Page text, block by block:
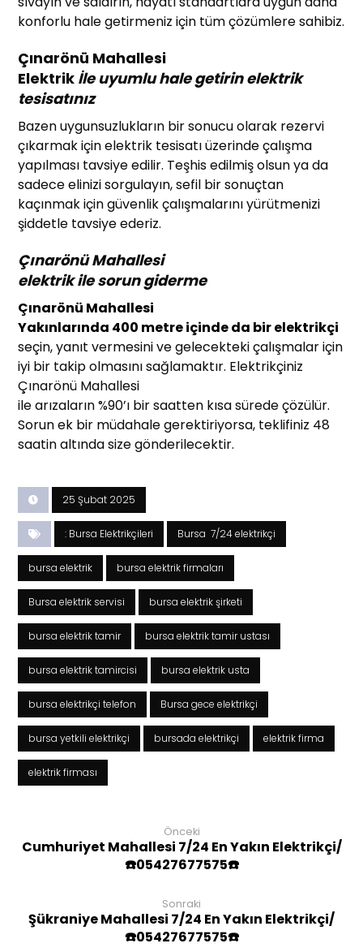
konforlu hale getirmeniz için tüm çözümlere sahibiz.
Çınarönü Mahallesi
Elektrik İle uyumlu hale getirin elektrik
tesisatınız
Bazen uygunsuzlukların bir sonucu olarak rezervi
çıkarmak için elektrik tesisatı üzerinde çalışma
yapılması tavsiye edilir. Teşhis edilmiş olsun ya da
sadece elinizi sorgulayın, sefil bir sonuçtan
kaçınmak için güvenlik çalışmalarını yürütmenizi
şiddetle tavsiye ederiz.
Çınarönü Mahallesi
elektrikile sorun giderme
Çınarönü Mahallesi
Yakınlarında 400 metre içinde da bir elektrikçi
seçin, yanıt vermesini ve gelecekteki çalışmalar için
iyi bir takip olmasını sağlamaktır. Elektrikçiniz
Çınarönü Mahallesi
ile arızaların %90’ı bir saatten kısa sürede çözülür.
Sorun ek bir müdahale gerektiriyorsa, teklifiniz 48
saatin altında size gönderilecektir.
25 Şubat 2025
: Bursa Elektrikçileri Bursa 7/24 elektrikçi
bursa elektrik bursa elektrik firmaları
Bursa elektrik servisi bursa elektrik şirketi
bursa elektrik tamir bursa elektrik tamir ustası
bursa elektrik tamircisi bursa elektrik usta
bursa elektrikçi telefon Bursa gece elektrikçi
bursa yetkili elektrikçi bursada elektrikçi elektrik firma
elektrik firması
Önceki
Cumhuriyet Mahallesi 7/24 En Yakın Elektrikçi/
☎️05427677575☎️
Sonraki
Şükraniye Mahallesi 7/24 En Yakın Elektrikçi/
☎️05427677575☎️